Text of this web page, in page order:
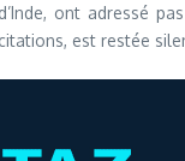
ont adressé
est restée